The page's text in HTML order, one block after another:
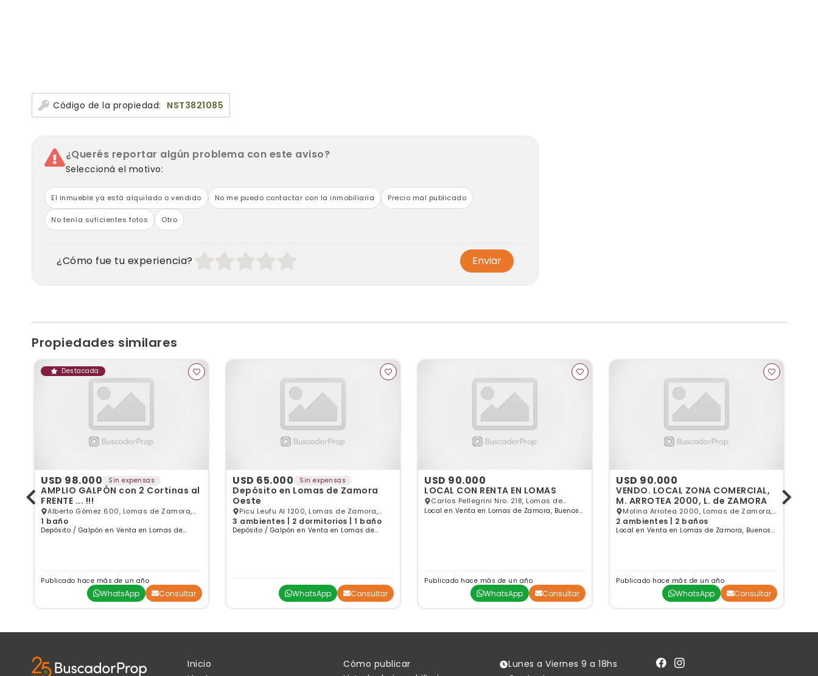
Código de la propiedad: NST3821085
¿Querés reportar algún problema con este aviso?
Seleccioná el motivo:
El inmueble ya está alquilado o vendido No me puedo contactar con la inmobiliaria Precio mal publicado
No tenía suficientes fotos Otro
¿Cómo fue tu experiencia? Enviar
Propiedades similares
Destacada
USD 98.000 Sin expensas
AMPLIO GALPÓN con 2 Cortinas al
FRENTE ... !!!
Alberto Gómez 600, Lomas de Zamora,
GBA Sur
1 baño
Depósito / Galpón en Venta en Lomas de
Publicado hace más de un año
WhatsApp Consultar
USD 65.000 Sin expensas
Depósito en Lomas de Zamora
Oeste
Picu Leufu Al 1200, Lomas de Zamora,
GBA Sur
3 ambientes | 2 dormitorios | 1 baño
Depósito / Galpón en Venta en Lomas de
WhatsApp Consultar
USD 90.000
LOCAL CON RENTA EN LOMAS
Carlos Pellegrini Nro. 218, Lomas de
Zamora, GBA Sur
Local en Venta en Lomas de Zamora, Buenos
Publicado hace más de un año
WhatsApp Consultar
USD 90.000
VENDO. LOCAL ZONA COMERCIAL,
M. ARROTEA 2000, L. de ZAMORA
Molina Arrotea 2000, Lomas de Zamora,
GBA Sur
2 ambientes | 2 baños
Local en Venta en Lomas de Zamora, Buenos
Publicado hace más de un año
WhatsApp Consultar
Inicio
Cómo publicar
Lunes a Viernes 9 a 18hs